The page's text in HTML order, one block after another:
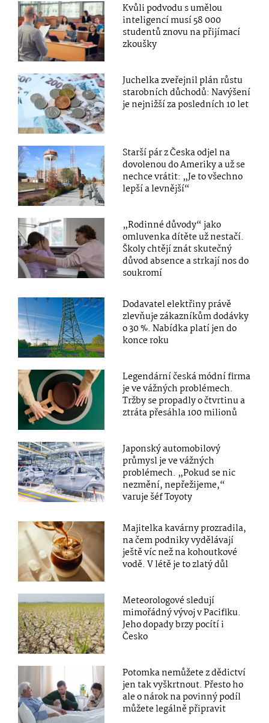
Kvůli podvodu s umělou
inteligencí musí 58 000
studentů znovu na přijímací
zkoušky
Juchelka zveřejnil plán růstu
starobních důchodů: Navýšení
je nejnižší za posledních 10 let
Starší pár z Česka odjel na
dovolenou do Ameriky a už se
nechce vrátit: „Je to všechno
lepší a levnější“
„Rodinné důvody“ jako
omluvenka dítěte už nestačí.
Školy chtějí znát skutečný
důvod absence a strkají nos do
soukromí
Dodavatel elektřiny právě
zlevňuje zákazníkům dodávky
o 30 %. Nabídka platí jen do
konce roku
Legendární česká módní firma
je ve vážných problémech.
Tržby se propadly o čtvrtinu a
ztráta přesáhla 100 milionů
Japonský automobilový
průmysl je ve vážných
problémech. „Pokud se nic
nezmění, nepřežijeme,“
varuje šéf Toyoty
Majitelka kavárny prozradila,
na čem podniky vydělávají
ještě víc než na kohoutkové
vodě. V létě je to zlatý důl
Meteorologové sledují
mimořádný vývoj v Pacifiku.
Jeho dopady brzy pocítí i
Česko
Potomka nemůžete z dědictví
jen tak vyškrtnout. Přesto ho
ale o nárok na povinný podíl
můžete legálně připravit